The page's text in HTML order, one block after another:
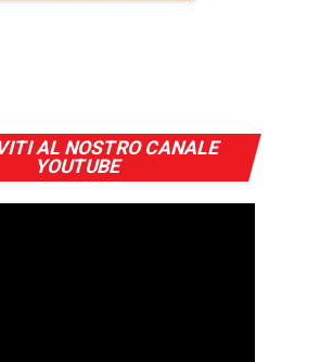
AL NOSTRO CANALE
YOUTUBE